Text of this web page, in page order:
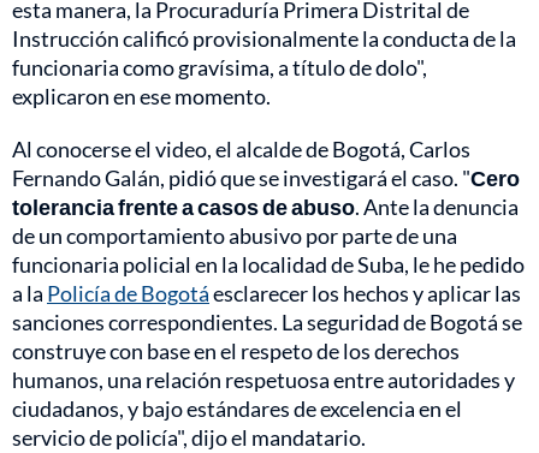
esta manera, la Procuraduría Primera Distrital de
Instrucción calificó provisionalmente la conducta de la
funcionaria como gravísima, a título de dolo",
explicaron en ese momento.
Al conocerse el video, el alcalde de Bogotá, Carlos
Fernando Galán, pidió que se investigará el caso. "Cero
tolerancia frente a casos de abuso. Ante la denuncia
de un comportamiento abusivo por parte de una
funcionaria policial en la localidad de Suba, le he pedido
a la Policía de Bogotáesclarecer los hechos y aplicar las
sanciones correspondientes. La seguridad de Bogotá se
construye con base en el respeto de los derechos
humanos, una relación respetuosa entre autoridades y
ciudadanos, y bajo estándares de excelencia en el
servicio de policía", dijo el mandatario.